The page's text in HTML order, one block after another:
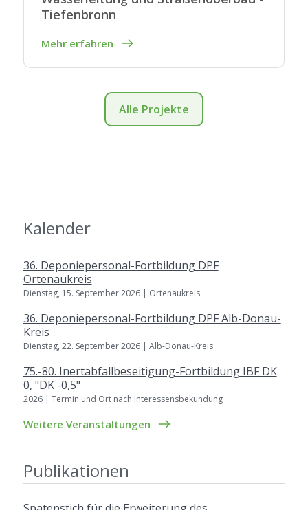
Tiefenbronn
Mehr erfahren
Alle Projekte
Kalender
36. Deponiepersonal-Fortbildung DPF
Ortenaukreis
Dienstag, 15. September 2026 | Ortenaukreis
36. Deponiepersonal-Fortbildung DPF Alb-Donau-
Kreis
Dienstag, 22. September 2026 | Alb-Donau-Kreis
75.-80. Inertabfallbeseitigung-Fortbildung IBF DK
0, "DK -0,5"
2026 | Termin und Ort nach Interessensbekundung
Weitere Veranstaltungen
Publikationen